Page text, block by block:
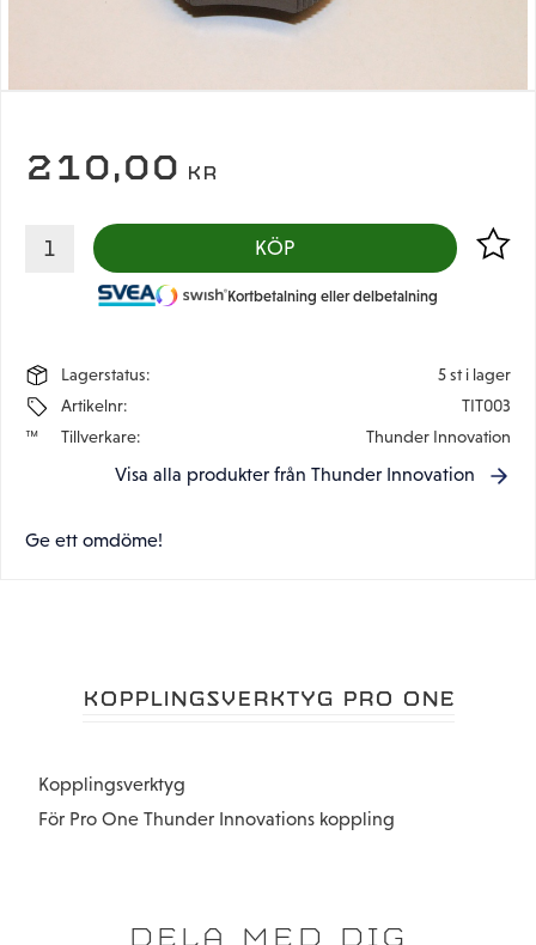
210,00 KR
KÖP Lägg
Kortbetalning eller delbetalning
Lagerstatus
5 st i lager
Artikelnr
TIT003
Tillverkare
Thunder Innovation
Visa alla produkter från Thunder Innovation
Ge ett omdöme!
KOPPLINGSVERKTYG PRO ONE
Kopplingsverktyg
För Pro One Thunder Innovations koppling
DELA MED DIG